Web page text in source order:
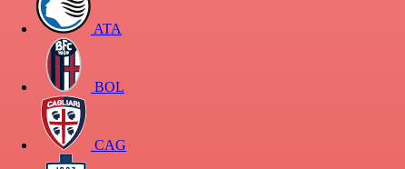
ATA
BOL
CAG